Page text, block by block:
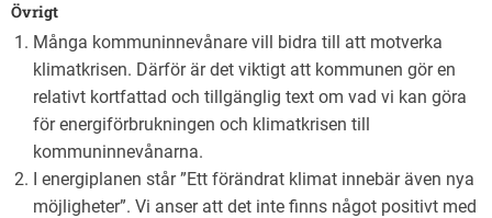
Övrigt
Många kommuninnevånare vill bidra till att motverka
klimatkrisen. Därför är det viktigt att kommunen gör en
relativt kortfattad och tillgänglig text om vad vi kan göra
för energiförbrukningen och klimatkrisen till
kommuninnevånarna.
I energiplanen står ”Ett förändrat klimat innebär även nya
möjligheter”. Vi anser att det inte finns något positivt med